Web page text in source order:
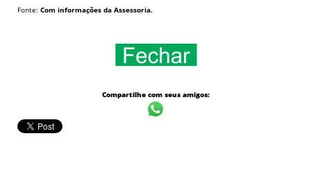
Fonte: Com informações da Assessoria.
Compartilhe com seus amigos: